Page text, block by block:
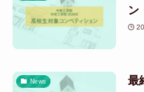
ン
News 最